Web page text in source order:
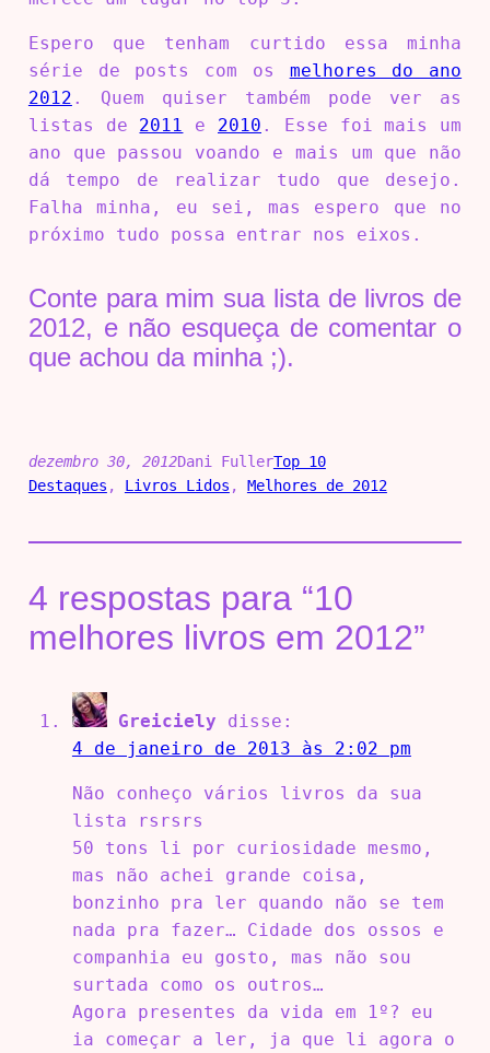
Espero que tenham curtido essa minha
série de posts com os melhores do ano
2012 . Quem quiser também pode ver as
listas de 2011 e 2010 . Esse foi mais um
ano que passou voando e mais um que não
dá tempo de realizar tudo que desejo.
Falha minha, eu sei, mas espero que no
próximo tudo possa entrar nos eixos.
Conte para mim sua lista de livros de
2012, e não esqueça de comentar o
que achou da minha ;).
dezembro 30, 2012Dani FullerTop 10
Destaques , Livros Lidos , Melhores de 2012
4 respostas para “10
melhores livros em 2012”
Greiciely
disse:
4 de janeiro de 2013 às 2:02 pm
Não conheço vários livros da sua
lista rsrsrs
50 tons li por curiosidade mesmo,
mas não achei grande coisa,
bonzinho pra ler quando não se tem
nada pra fazer… Cidade dos ossos e
companhia eu gosto, mas não sou
surtada como os outros…
Agora presentes da vida em 1º? eu
ia começar a ler, ja que li agora o